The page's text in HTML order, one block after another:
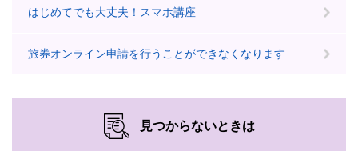
はじめてでも大丈夫！スマホ講座
旅券オンライン申請を行うことができなくなります
見つからないときは